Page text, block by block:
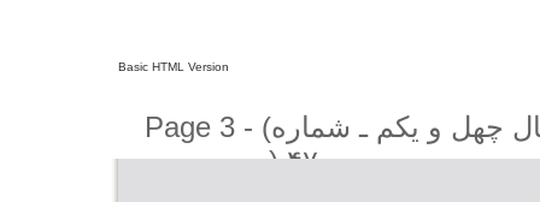
Basic HTML Version
Page 3 - (کیهان لندن - سال چهل و یکم ـ شماره
۴۷۰ (دوره جديد